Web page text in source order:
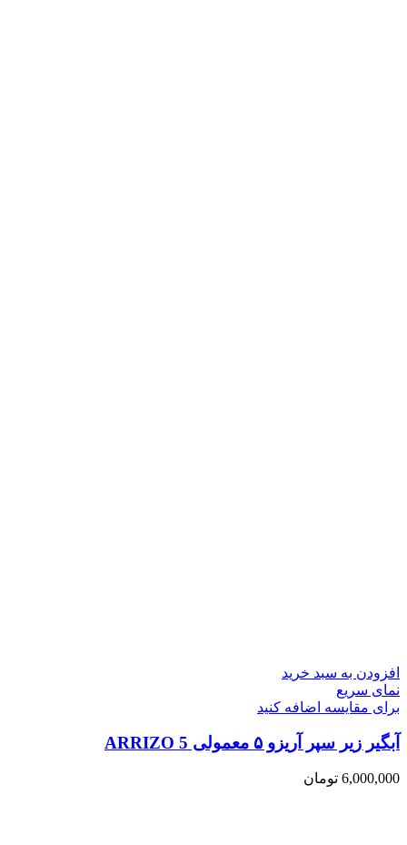
افزودن به سبد خرید
نمای سریع
برای مقایسه اضافه کنید
آبگیر زیر سپر آریزو ۵ معمولی ARRIZO 5
6,000,000 تومان